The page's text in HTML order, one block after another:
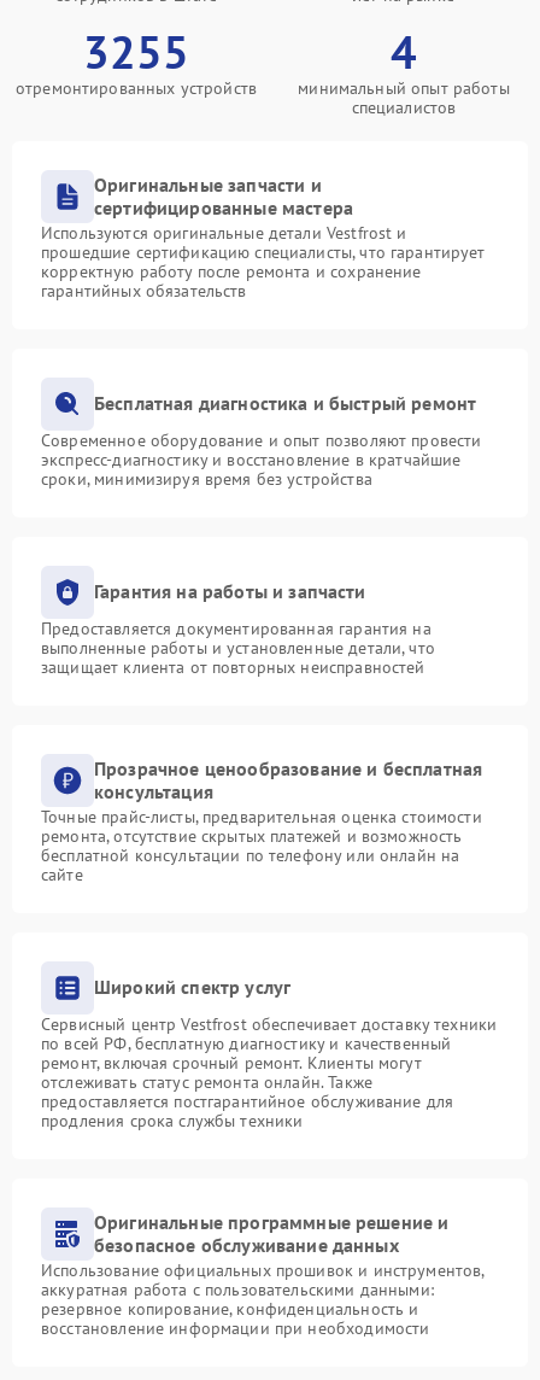
3255
отремонтированных устройств
4
минимальный опыт работы
специалистов
Оригинальные запчасти и
сертифицированные мастера
Используются оригинальные детали Vestfrost и
прошедшие сертификацию специалисты, что гарантирует
корректную работу после ремонта и сохранение
гарантийных обязательств
Бесплатная диагностика и быстрый ремонт
Современное оборудование и опыт позволяют провести
экспресс-диагностику и восстановление в кратчайшие
сроки, минимизируя время без устройства
Гарантия на работы и запчасти
Предоставляется документированная гарантия на
выполненные работы и установленные детали, что
защищает клиента от повторных неисправностей
Прозрачное ценообразование и бесплатная
консультация
Точные прайс-листы, предварительная оценка стоимости
ремонта, отсутствие скрытых платежей и возможность
бесплатной консультации по телефону или онлайн на
сайте
Широкий спектр услуг
Сервисный центр Vestfrost обеспечивает доставку техники
по всей РФ, бесплатную диагностику и качественный
ремонт, включая срочный ремонт. Клиенты могут
отслеживать статус ремонта онлайн. Также
предоставляется постгарантийное обслуживание для
продления срока службы техники
Оригинальные программные решение и
безопасное обслуживание данных
Использование официальных прошивок и инструментов,
аккуратная работа с пользовательскими данными:
резервное копирование, конфиденциальность и
восстановление информации при необходимости